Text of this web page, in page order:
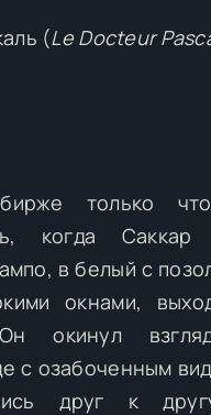
(Le Docteur
только
когда
в белый с
окнами,
окинул
с озабоченным
друг к